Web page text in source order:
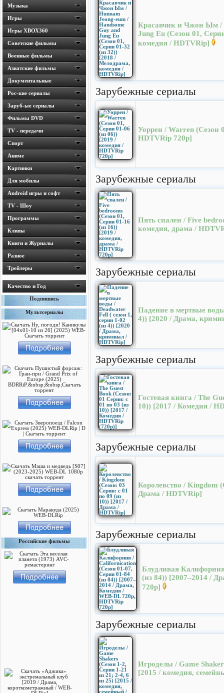
Музыка
Игры
Игры ХВОХ360
Cоветские фильмы
Военные фильмы
Азиатские фильмы
Документальные
Рос-кие сериалы
Заруб-ые сериалы
Фильмы DVD
TV - передачи
Спорт
Аниме
Картинки
Для мобилы
Android игры и софт
TV - Шоу
Программы
Клипы
Книги и Журналы
Разное
Трейлеры
Качество и Год
Подпишись
Мультсериалы
Российские фильмы
Красавчик и Чжон Ым /
Jung Eu (Сезон 01,
комедия / HDTVRip]
Зарубежные сериалы
Уоррен / Warren (Сезон
HDTVRip 720p]
Зарубежные сериалы
Пять спален / Five
комедия, драма /
Зарубежные сериалы
Падение в мертвые
4)) [2020 / Драма,
Зарубежные сериалы
Гостевая книга / The
10)) [2017 / Комедия /
Зарубежные сериалы
Королевство / Kingdom
Драма / HDTVRip]
Зарубежные сериалы
Блудливая
(из 84)) [2007–2014 /
720p]
Зарубежные сериалы
Игроделы / Game
[2015 / комедия,